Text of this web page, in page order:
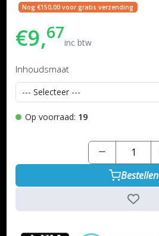
Nog €150,00 voor gratis verzending
€9,67inc btw
Inhoudsmaat
Op voorraad: 19
Bestellen